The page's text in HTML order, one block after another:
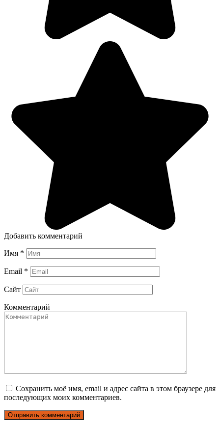
Добавить комментарий
Имя *
Email *
Сайт
Комментарий
Сохранить моё имя, email и адрес сайта в этом браузере для
последующих моих комментариев.